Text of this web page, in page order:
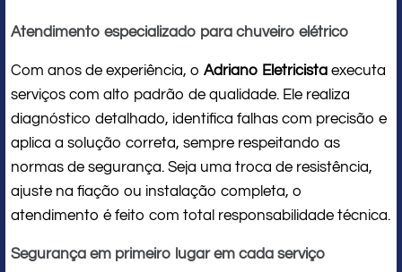
Atendimento especializado para chuveiro elétrico
Com anos de experiência, o Adriano Eletricista executa
serviços com alto padrão de qualidade. Ele realiza
diagnóstico detalhado, identifica falhas com precisão e
aplica a solução correta, sempre respeitando as
normas de segurança. Seja uma troca de resistência,
ajuste na fiação ou instalação completa, o
atendimento é feito com total responsabilidade técnica.
Segurança em primeiro lugar em cada serviço